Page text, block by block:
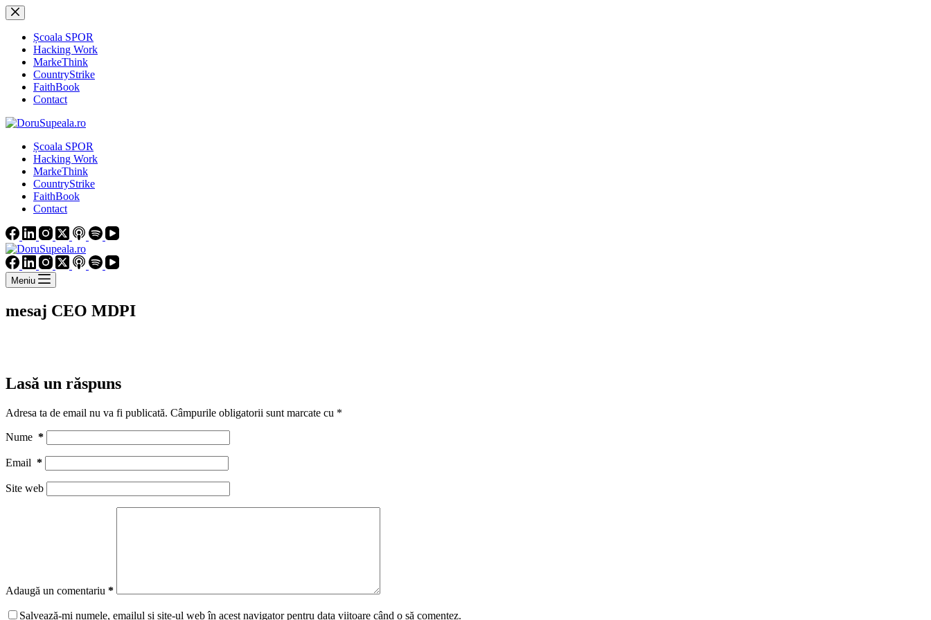
Sari
la
conținutȘcoala SPOR
Hacking Work
MarkeThink
CountryStrike
FaithBook
Contact
Școala SPOR
Hacking Work
MarkeThink
CountryStrike
FaithBook
Contact
Meniu
mesaj CEO MDPI
Lasă un răspuns
Adresa ta de email nu va fi publicată. Câmpurile obligatorii sunt marcate cu *
Nume *
Email *
Site web
Adaugă un comentariu *
Salvează-mi numele, emailul și site-ul web în acest navigator pentru data viitoare când o să comentez.